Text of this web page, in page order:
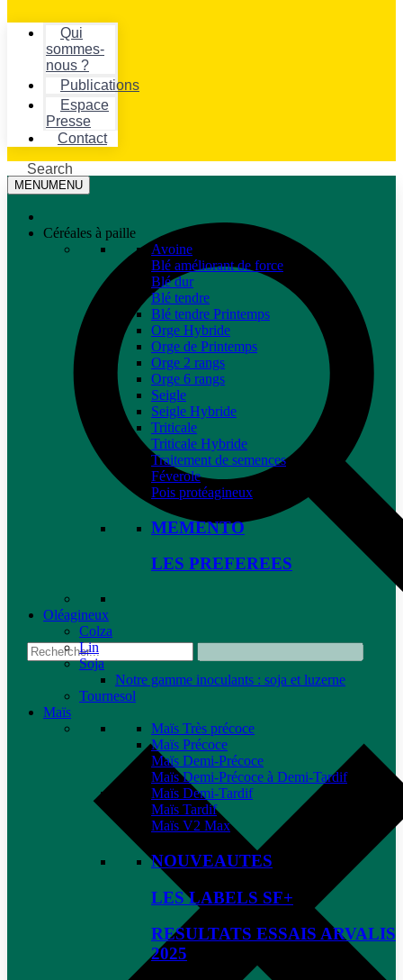
Qui
sommes-
nous ?
Publications
Espace
Presse
Contact
Search
MENUMENU
Céréales à paille
Avoine
Blé améliorant de force
Blé dur
Blé tendre
Blé tendre Printemps
Orge Hybride
Orge de Printemps
Orge 2 rangs
Orge 6 rangs
Seigle
Seigle Hybride
Triticale
Triticale Hybride
Traitement de semences
Féverole
Pois protéagineux
MEMENTO
LES PREFEREES
Oléagineux
Colza
Lin
Soja
Notre gamme inoculants : soja et luzerne
Tournesol
Maïs
Maïs Très précoce
Maïs Précoce
Maïs Demi-Précoce
Maïs Demi-Précoce à Demi-Tardif
Maïs Demi-Tardif
Maïs Tardif
Maïs V2 Max
NOUVEAUTES
LES LABELS SF+
RESULTATS ESSAIS ARVALIS
2025